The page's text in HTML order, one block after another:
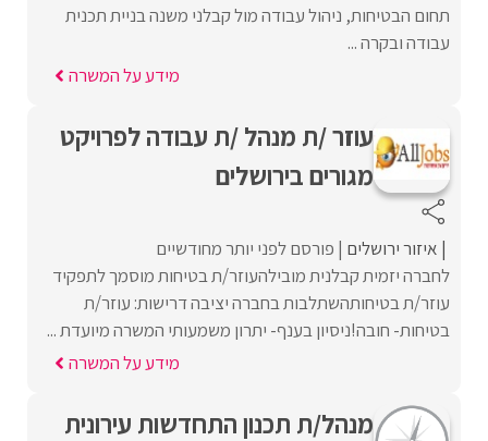
תחום הבטיחות, ניהול עבודה מול קבלני משנה בניית תכנית
עבודה ובקרה ...
מידע על המשרה
עוזר /ת מנהל /ת עבודה לפרויקט
מגורים בירושלים
איזור ירושלים פורסם לפני יותר מחודשיים
לחברה יזמית קבלנית מובילהעוזר/ת בטיחות מוסמך לתפקיד
עוזר/ת בטיחותהשתלבות בחברה יציבה דרישות: עוזר/ת
בטיחות- חובה!ניסיון בענף- יתרון משמעותי המשרה מיועדת ...
מידע על המשרה
מנהל/ת תכנון התחדשות עירונית